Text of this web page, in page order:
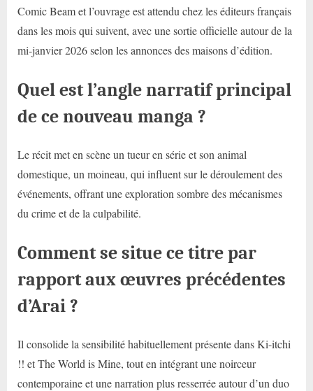
Comic Beam et l’ouvrage est attendu chez les éditeurs français
dans les mois qui suivent, avec une sortie officielle autour de la
mi-janvier 2026 selon les annonces des maisons d’édition.
Quel est l’angle narratif principal
de ce nouveau manga ?
Le récit met en scène un tueur en série et son animal
domestique, un moineau, qui influent sur le déroulement des
événements, offrant une exploration sombre des mécanismes
du crime et de la culpabilité.
Comment se situe ce titre par
rapport aux œuvres précédentes
d’Arai ?
Il consolide la sensibilité habituellement présente dans Ki-itchi
!! et The World is Mine, tout en intégrant une noirceur
contemporaine et une narration plus resserrée autour d’un duo